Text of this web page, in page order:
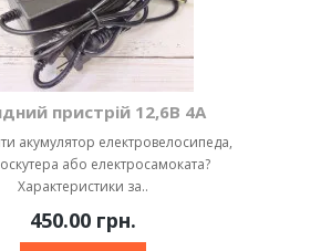
пристрій 12,6В 4А
акумулятор електровелосипеда,
або електросамоката?
Характеристики за..
450.00 грн.